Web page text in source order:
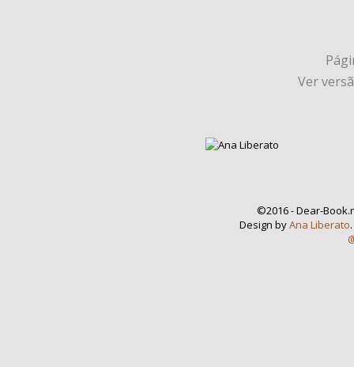
Ver
©2016 - Dear-
Design byAna Liberato